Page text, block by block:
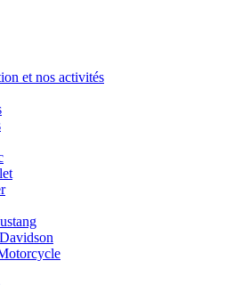
et nos activités